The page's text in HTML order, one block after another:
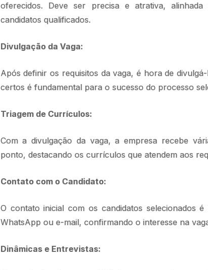
oferecidos. Deve ser precisa e atrativa,
candidatos qualificados.
Divulgação da Vaga:
Após definir os requisitos da vaga, é hora de
certos é fundamental para o sucesso do processo
Triagem de Currículos:
Com a divulgação da vaga, a empresa recebe
ponto, destacando os currículos que atendem aos
Contato com o Candidato:
O contato inicial com os candidatos selecionados
WhatsApp ou e-mail, confirmando o interesse na
Dinâmicas e Entrevistas: